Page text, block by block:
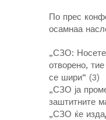
По прес
осамнаа
„СЗО:
отворено,
се шири“ (3)
„СЗО ја
заштитните
„СЗО ќе